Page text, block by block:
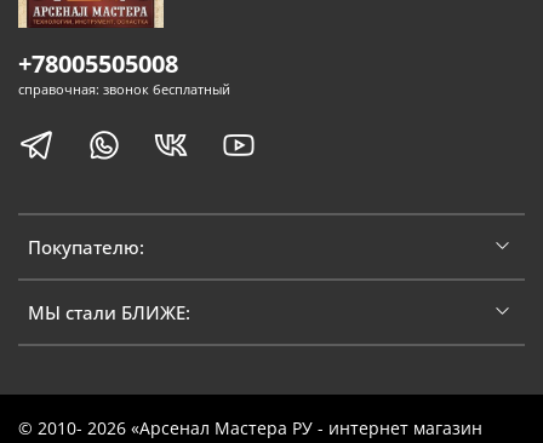
Покупателю:
МЫ стали БЛИЖЕ:
+78005505008
справочная: звонок бесплатный
© 2010- 2026 «Арсенал Мастера РУ - интернет магазин